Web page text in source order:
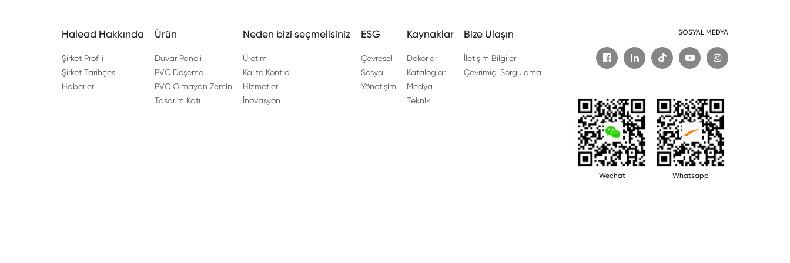
Halead Hakkında
Şirket Profili
Şirket Tarihçesi
Haberler
Ürün
Duvar Paneli
PVC Döşeme
PVC Olmayan Zemin
Tasarım Katı
Neden bizi seçmelisiniz
Üretim
Kalite Kontrol
Hizmetler
İnovasyon
ESG
Çevresel
Sosyal
Yönetişim
Kaynaklar
Dekorlar
Kataloglar
Medya
Teknik
Bize Ulaşın
İletişim Bilgileri
Çevrimiçi Sorgulama
SOSYAL MEDYA

Wechat Whatsapp